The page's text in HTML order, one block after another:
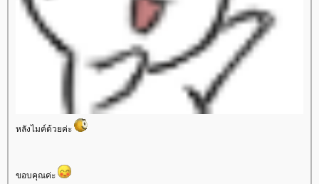
หลังไมค์ด้วยค่ะ
ขอบคุณค่ะ